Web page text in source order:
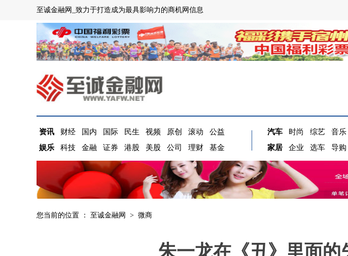
至诚金融网_致力于打造成为最具影响力的商机网信息
资讯 财经 国内 国际 民生 视频 原创 滚动
公益
娱乐
科技 金融 证券 港股 美股 公司 理财 基金
汽车 时尚 综艺 音乐
家居
企业 选车 导购
您当前的位置 ： 至诚金融网 > 微商
朱一龙在《丑》里面的